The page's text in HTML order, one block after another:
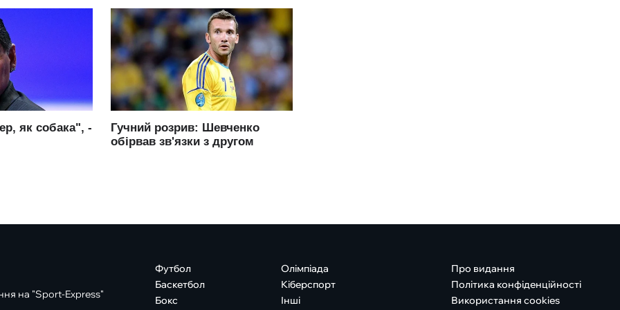
на "Sport-Express"
Футбол
Баскетбол
Бокс
Олімпіада
Кіберспорт
Інші
Про видання
Політика конфіденційності
Використання cookies